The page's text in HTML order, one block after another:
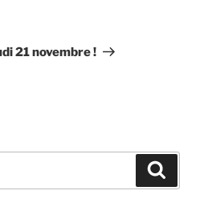
21 novembre !